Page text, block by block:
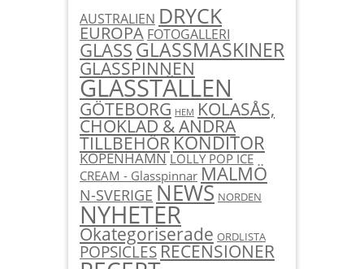
AUSTRALIEN DRYCK
EUROPA FOTOGALLERI
GLASSGLASSMASKINER
GLASSPINNEN
GLASSTÄLLEN
GÖTEBORG HEM KOLASÅS,
CHOKLAD & ANDRA
TILLBEHÖRKONDITOR
KÖPENHAMN LOLLY POP ICE
CREAM - Glasspinnar MALMÖ
N-SVERIGE NEWS NORDEN
NYHETER
Okategoriserade ORDLISTA
POPSICLESRECENSIONER